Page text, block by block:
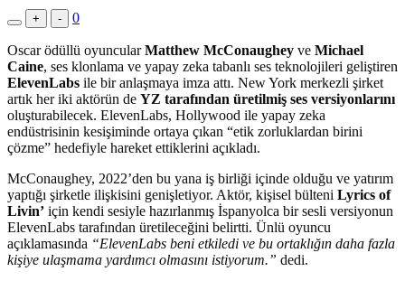
+ - 0
Oscar ödüllü oyuncularMatthew McConaughey ve Michael
Caine, ses klonlama ve yapay zeka tabanlı ses teknolojileri geliştiren
ElevenLabs ile bir anlaşmaya imza attı. New York merkezli şirket
artık her iki aktörün de YZ tarafından üretilmiş ses versiyonlarını
oluşturabilecek. ElevenLabs, Hollywood ile yapay zeka
endüstrisinin kesişiminde ortaya çıkan “etik zorluklardan birini
çözme” hedefiyle hareket ettiklerini açıkladı.
McConaughey, 2022’den bu yana iş birliği içinde olduğu ve yatırım
yaptığı şirketle ilişkisini genişletiyor. Aktör, kişisel bülteni Lyrics of
Livin’ için kendi sesiyle hazırlanmış İspanyolca bir sesli versiyonun
ElevenLabs tarafından üretileceğini belirtti. Ünlü oyuncu
açıklamasında “ElevenLabs beni etkiledi ve bu ortaklığın daha fazla
kişiye ulaşmama yardımcı olmasını istiyorum.” dedi.